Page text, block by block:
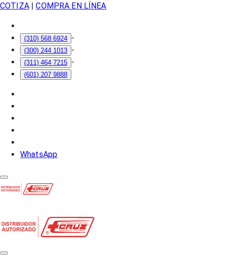
COTIZA| COMPRA EN LÍNEA
(310) 568 6924 -
(300) 244 1013 -
(311) 464 7215 -
(601) 207 9888
WhatsApp